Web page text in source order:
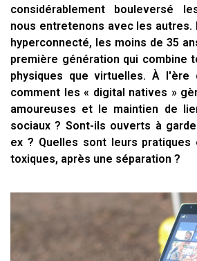
considérablement bouleversé
nous entretenons avec les autres.
hyperconnecté, les moins de 35
première génération qui combine
physiques que virtuelles. À l'ère
comment les « digital natives »
amoureuses et le maintien de
sociaux ? Sont-ils ouverts à
ex ? Quelles sont leurs pratiques
toxiques, après une séparation ?